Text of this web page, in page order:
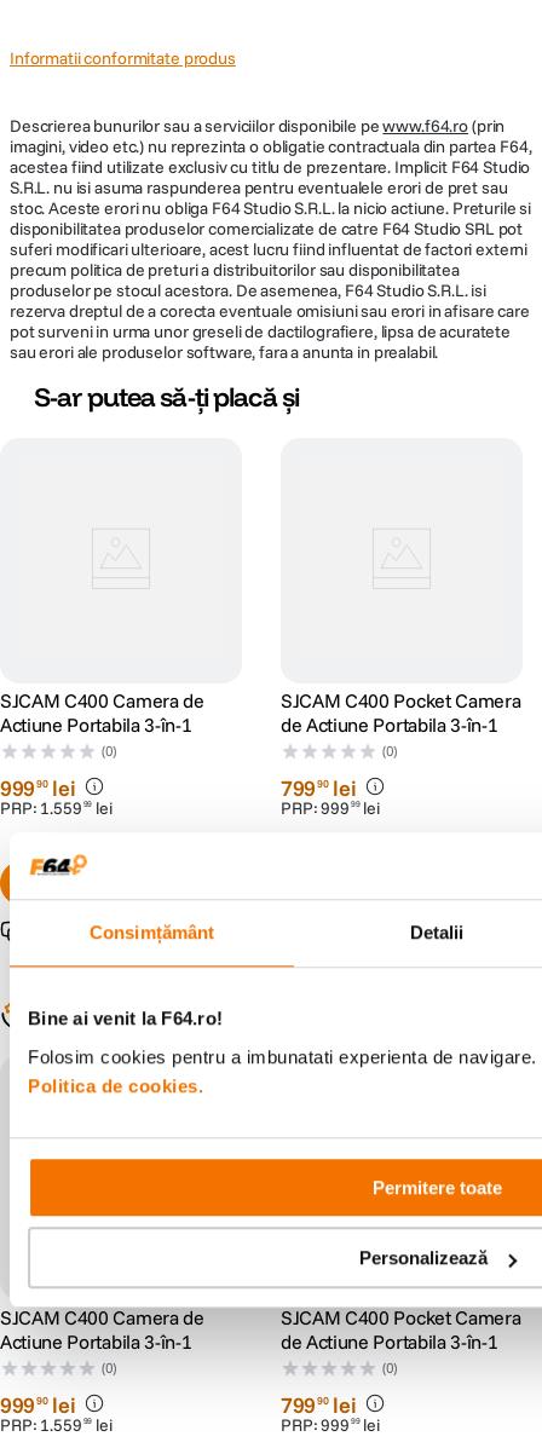
Consimțământ Detalii
Bine ai venit la F64.ro!
Folosim cookies pentru a imbunatati experienta de
Politica de cookies.
Permitere toate
Personalizează
Diagonala
CARACTERISTICI GENERALE:
Suport
inregistrare
Card microSD
GPS Nu
Wi-Fi Nu
Dimensiuni 85x56x26 mm
ALIMENTARE:
Alimentare Baterie reincarcabila Li-Ion 600mAh
Timp incarcare
Autonomie
90-120 minute
incarcare
Informatii conformitate produs
Descrierea bunurilor sau a serviciilor disponibile pewww.f64.ro(prin
imagini, video etc.) nu reprezinta o obligatie contractuala din partea F64,
acestea fiind utilizate exclusiv cu titlu de prezentare. Implicit F64 Studio
S.R.L. nu isi asuma raspunderea pentru eventualele erori de pret sau
stoc. Aceste erori nu obliga F64 Studio S.R.L. la nicio actiune. Preturile si
disponibilitatea produselor comercializate de catre F64 Studio SRL pot
suferi modificari ulterioare, acest lucru fiind influentat de factori externi
precum politica de preturi a distribuitorilor sau disponibilitatea
produselor pe stocul acestora. De asemenea, F64 Studio S.R.L. isi
rezerva dreptul de a corecta eventuale omisiuni sau erori in afisare care
pot surveni in urma unor greseli de dactilografiere, lipsa de acuratete
sau erori ale produselor software, fara a anunta in prealabil.
S-ar putea să-ți placă și
SJCAM C400 Camera de
Actiune Portabila 3-în-1
(0)
99990 lei
PRP: 1.559 99 lei
Pachet promo disponibil
SJCAM C400 Pocket Camera
de Actiune Portabila 3-în-1
(0)
79990 lei
PRP:999 99 lei
Pachet promo disponibil
Populare în aceeași categorie
SJCAM C400 Camera de
Actiune Portabila 3-în-1
(0)
99990 lei
PRP: 1.559 99 lei
SJCAM C400 Pocket Camera
de Actiune Portabila 3-în-1
(0)
79990 lei
PRP:999 99 lei